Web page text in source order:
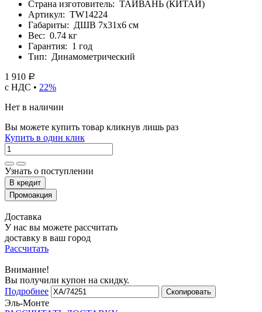
Страна изготовитель: ТАЙВАНЬ (КИТАЙ)
Артикул: TW14224
Габариты: ДШВ 7х31х6 см
Вес: 0.74 кг
Гарантия: 1 год
Тип: Динамометрический
1 910 Р
с НДС • 22%
Нет в наличии
Вы можете купить товар кликнув лишь раз
Купить в один клик
Узнать о поступлении
Доставка
У нас вы можете рассчитать
доставку в ваш город
Рассчитать
Внимание!
Вы получили купон на скидку.
Подробнее
Скопировать
Эль-Монте